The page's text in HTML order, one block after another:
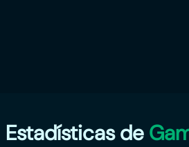
Estadísticas de